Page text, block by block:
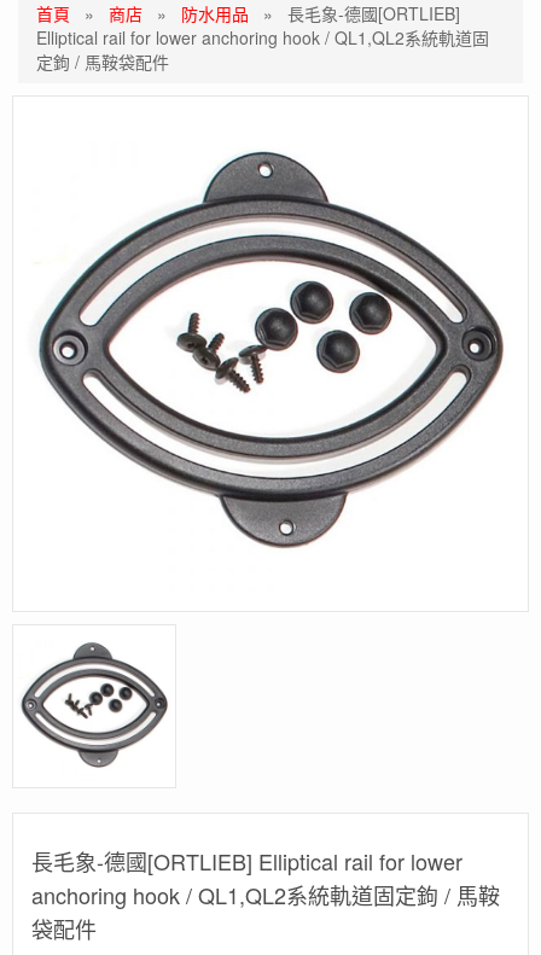
首頁 » 商店 » 防水用品 » 長毛象-德國[ORTLIEB]
Elliptical rail for lower anchoring hook / QL1,QL2系統軌道固
定鉤 / 馬鞍袋配件
長毛象-德國[ORTLIEB] Elliptical rail for lower
anchoring hook / QL1,QL2系統軌道固定鉤 / 馬鞍
袋配件